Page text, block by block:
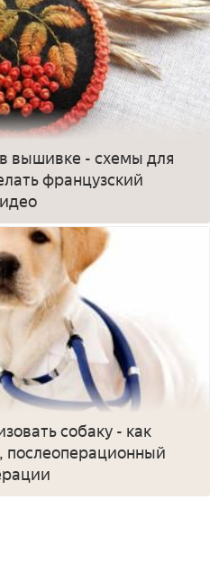
вышивке - схемы для
французский
собаку - как
послеоперационный